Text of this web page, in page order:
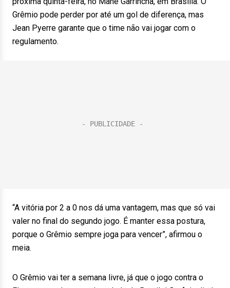
Grêmio pode perder por até um gol de diferença, mas
Jean Pyerre garante que o time não vai jogar com o
regulamento.
“A vitória por 2 a 0 nos dá uma vantagem, mas que só vai
valer no final do segundo jogo. É manter essa postura,
porque o Grêmio sempre joga para vencer”, afirmou o
meia.
O Grêmio vai ter a semana livre, já que o jogo contra o